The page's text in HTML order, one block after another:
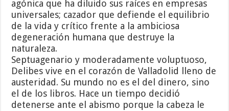
agónica que ha diluido sus raíces en empresas
universales; cazador que defiende el equilibrio
de la vida y crítico frente a la ambiciosa
degeneración humana que destruye la
naturaleza.
Septuagenario y moderadamente voluptuoso,
Delibes vive en el corazón de Valladolid lleno de
austeridad. Su mundo no es el del dinero, sino
el de los libros. Hace un tiempo decidió
detenerse ante el abismo porque la cabeza le